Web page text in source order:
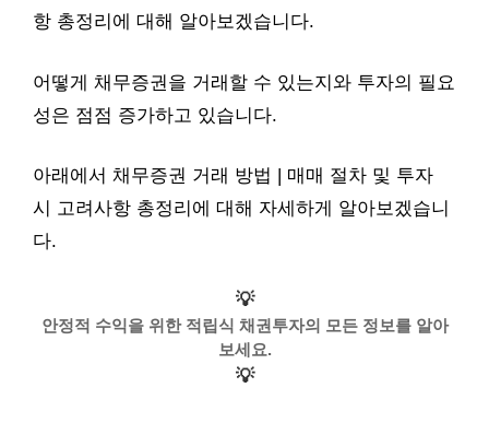
항 총정리에 대해 알아보겠습니다.
어떻게 채무증권을 거래할 수 있는지와 투자의 필요
성은 점점 증가하고 있습니다.
아래에서 채무증권 거래 방법 | 매매 절차 및 투자
시 고려사항 총정리에 대해 자세하게 알아보겠습니
다.
💡
안정적 수익을 위한 적립식 채권투자의 모든 정보를 알아
보세요.
💡